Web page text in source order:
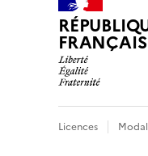
Licences